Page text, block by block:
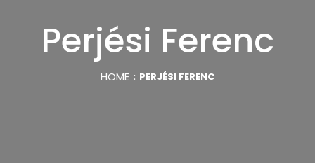
Perjési Ferenc
HOME PERJÉSI FERENC